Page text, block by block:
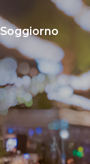
Soggiorno